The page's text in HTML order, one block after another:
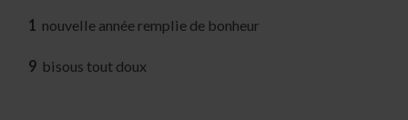
1 nouvelle année remplie de bonheur
9 bisous tout doux